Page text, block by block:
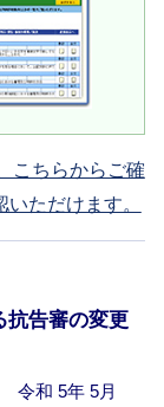
こちらからご確
いただけます。
抗告審の変更
令和 5年 5月